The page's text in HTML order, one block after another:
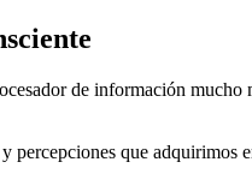
de información
percepciones que adquirimos